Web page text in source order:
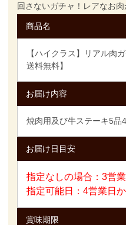
回さないガチャ！レアなお
商品名
【ハイクラス】リアル肉
送料無料】
お届け内容
焼肉用及び牛ステーキ5品
お届け日目安
指定なしの場合：3営
指定可能日：4営業日
賞味期限